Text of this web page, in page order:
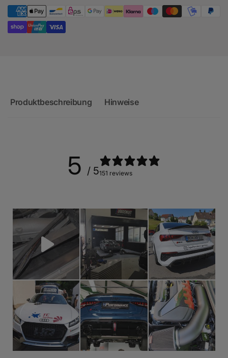
Produktbeschreibung Hinweise
5 / 5151 reviews